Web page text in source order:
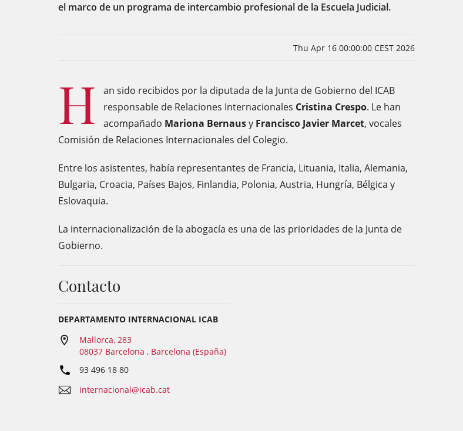
el marco de un programa de intercambio profesional de la Escuela Judicial.
Thu Apr 16 00:00:00 CEST 2026
H
an sido recibidos por la diputada de la Junta de Gobierno del ICAB
responsable de Relaciones Internacionales Cristina Crespo. Le han
acompañado Mariona Bernausy Francisco Javier Marcet, vocales
Comisión de Relaciones Internacionales del Colegio.
Entre los asistentes, había representantes de Francia, Lituania, Italia, Alemania,
Bulgaria, Croacia, Países Bajos, Finlandia, Polonia, Austria, Hungría, Bélgica y
Eslovaquia.
La internacionalización de la abogacía es una de las prioridades de la Junta de
Gobierno.
Contacto
DEPARTAMENTO INTERNACIONAL ICAB
Mallorca, 283
08037 Barcelona , Barcelona (España)
93 496 18 80
internacional@icab.cat